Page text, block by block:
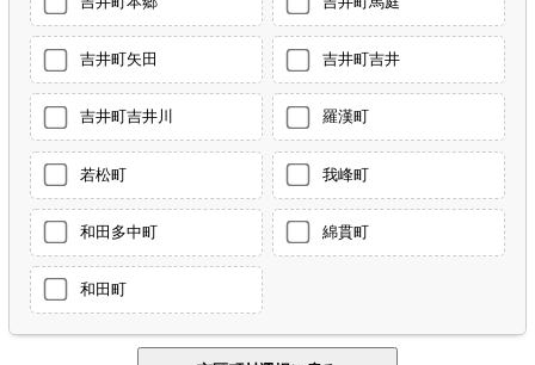
吉井町矢田 吉井町吉井
吉井町吉井川 羅漢町
若松町 我峰町
和田多中町 綿貫町
和田町